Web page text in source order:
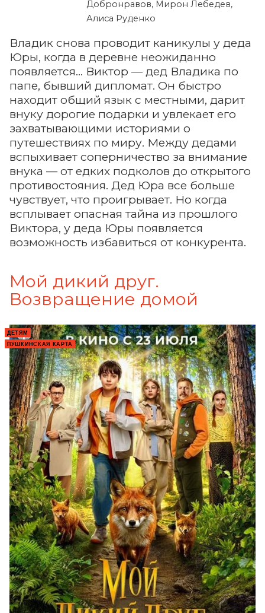
Добронравов, Мирон Лебедев,
Алиса Руденко
Владик снова проводит каникулы у деда
Юры, когда в деревне неожиданно
появляется… Виктор — дед Владика по
папе, бывший дипломат. Он быстро
находит общий язык с местными, дарит
внуку дорогие подарки и увлекает его
захватывающими историями о
путешествиях по миру. Между дедами
вспыхивает соперничество за внимание
внука — от едких подколов до открытого
противостояния. Дед Юра все больше
чувствует, что проигрывает. Но когда
всплывает опасная тайна из прошлого
Виктора, у деда Юры появляется
возможность избавиться от конкурента.
Мой дикий друг.
Возвращение домой
ДЕТЯМ
ПУШКИНСКАЯ КАРТА